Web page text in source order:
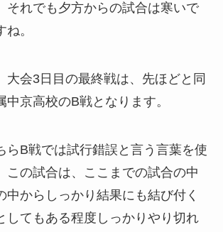
それでも夕方からの試合は寒いで
。
大会3日目の最終戦は、先ほどと同
中京高校のB戦となります。
らB戦では試行錯誤と言う言葉を使
この試合は、ここまでの試合の中
中からしっかり結果にも結び付く
してもある程度しっかりやり切れ